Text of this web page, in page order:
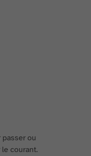
ou
courant.